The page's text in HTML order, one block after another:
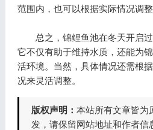
范围内，也可以根据实际情况调整
总之，锦鲤鱼池在冬天开启过
它不仅有助于维持水质，还能为
活环境。当然，具体情况还需根
况来灵活调整。
版权声明： 本站所有文章皆为
发，请保留网站地址和作者信